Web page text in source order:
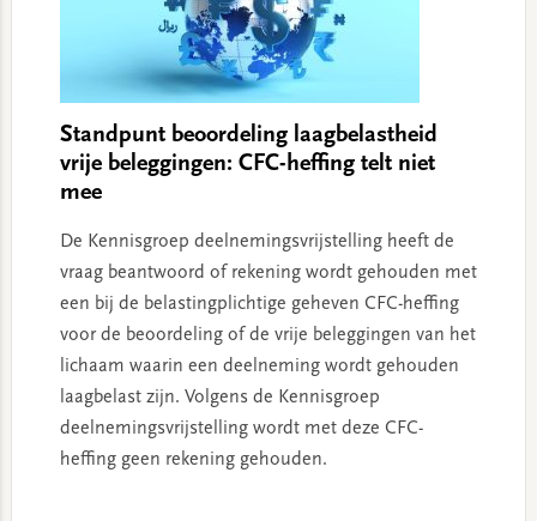
Standpunt beoordeling laagbelastheid
vrije beleggingen: CFC-heffing telt niet
mee
De Kennisgroep deelnemingsvrijstelling heeft de
vraag beantwoord of rekening wordt gehouden met
een bij de belastingplichtige geheven CFC-heffing
voor de beoordeling of de vrije beleggingen van het
lichaam waarin een deelneming wordt gehouden
laagbelast zijn. Volgens de Kennisgroep
deelnemingsvrijstelling wordt met deze CFC-
heffing geen rekening gehouden.